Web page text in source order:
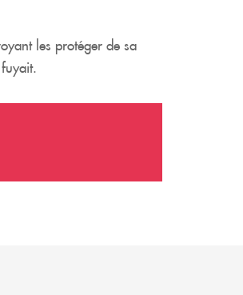
les protéger de sa